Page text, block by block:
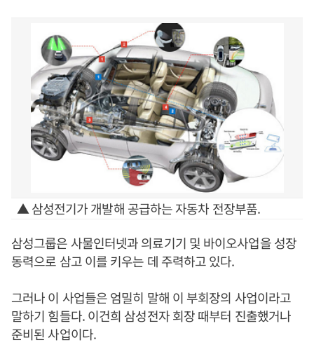
▲ 삼성전기가 개발해 공급하는 자동차 전장부품.
삼성그룹은 사물인터넷과 의료기기 및 바이오사업을 성장
동력으로 삼고 이를 키우는 데 주력하고 있다.
그러나 이 사업들은 엄밀히 말해 이 부회장의 사업이라고
말하기 힘들다. 이건희 삼성전자 회장 때부터 진출했거나
준비된 사업이다.